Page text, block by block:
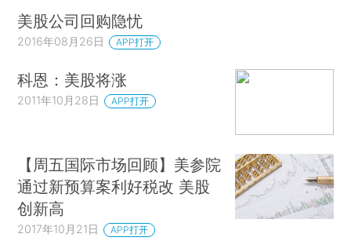
美股公司回购隐忧
2016年08月26日 APP打开
科恩：美股将涨
2011年10月28日 APP打开
【周五国际市场回顾】美参院
通过新预算案利好税改 美股
创新高
2017年10月21日 APP打开